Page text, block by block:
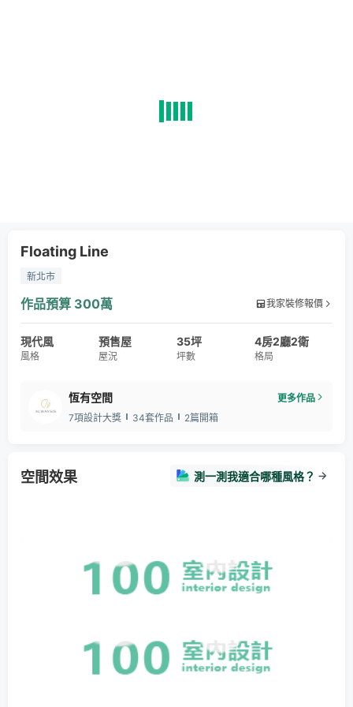
Floating Line
新北市
作品預算 300萬 我家裝修報價
現代風
風格
預售屋
屋況
35坪
坪數
4房2廳2衛
格局
恆有空間
更多作品
7項設計大獎
34套作品 2篇開箱
空間效果 測一測我適合哪種風格？